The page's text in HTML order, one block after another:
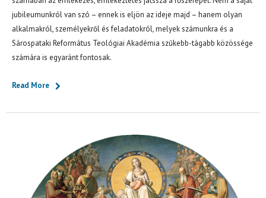
jubileumunkról van szó – ennek is eljön az ideje majd – hanem olyan
alkalmakról, személyekről és feladatokról, melyek számunkra és a
Sárospataki Református Teológiai Akadémia szűkebb-tágabb közössége
számára is egyaránt fontosak.
Read More